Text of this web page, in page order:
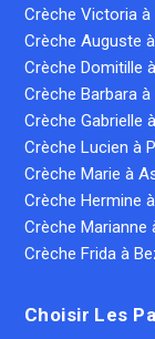
Crèche Victoria à
Crèche Auguste
Crèche Domitille
Crèche Barbara
Crèche Gabrielle
Crèche Lucien à
Crèche Marie à
Crèche Hermine
Crèche Marianne
Crèche Frida à
Choisir Les